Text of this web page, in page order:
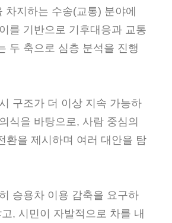
차지하는 수송(교통) 분야에
를 기반으로 기후대응과 교통
두 축으로 심층 분석을 진행
구조가 더 이상 지속 가능하
식을 바탕으로, 사람 중심의
환을 제시하며 여러 대안을 탐
승용차 이용 감축을 요구하
, 시민이 자발적으로 차를 내